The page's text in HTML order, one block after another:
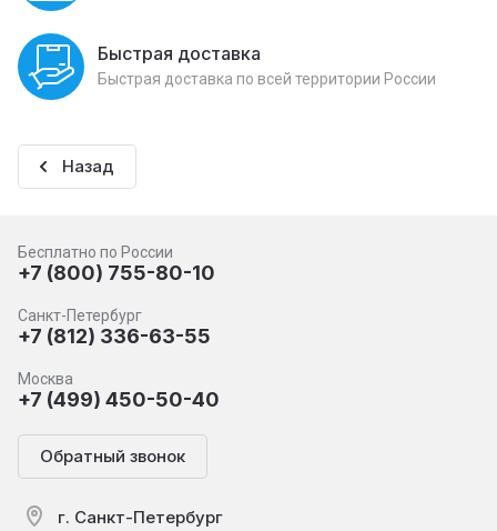
Быстрая доставка
Быстрая доставка по всей территории России
Назад
Бесплатно по России
+7 (800) 755-80-10
Санкт-Петербург
+7 (812) 336-63-55
Москва
+7 (499) 450-50-40
Обратный звонок
г. Санкт-Петербург